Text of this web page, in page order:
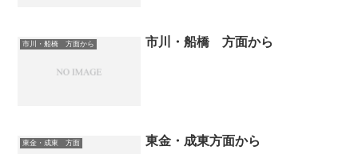
市川・船橋 方面から 市川・船橋 方面から
東金・成東 方面 東金・成東方面から